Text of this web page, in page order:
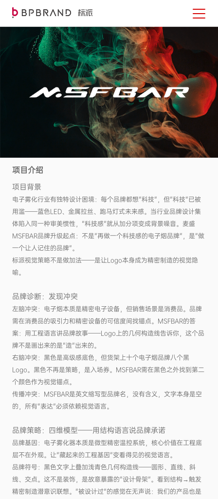
项目介绍
项目背景
电子雾化行业有独特设计困境：每个品牌都想"科技"，但"科技"已被
用滥——蓝色LED、金属拉丝、跑马灯式未来感。当行业品牌设计集
体陷入同一种审美惯性，"科技感"就从加分项变成背景噪音。麦盛
MSFBAR品牌升级起点：不是"再做一个科技感的电子烟品牌"，是"做
一个让人记住的品牌"。
标派视觉策略不是做加法——是让Logo本身成为精密制造的视觉隐
喻。
品牌诊断：发现冲突
左脑冲突：电子烟本质是精密电子设备，但销售场景是消费品。品牌
需在消费品的吸引力和精密设备的可信度间找锚点。MSFBAR的答
案：用工程语言讲品牌故事——Logo上的几何构造线告诉你，这个品
牌不是画出来的是"造"出来的。
右脑冲突：黑色是高级感底色，但货架上十个电子烟品牌八个黑
Logo。黑色不再是策略，是入场券。MSFBAR需在黑色之外找到第二
个颜色作为视觉锚点。
传播冲突：MSFBAR是英文缩写型品牌名，没有含义，文字本身是空
的，所有"表达"必须依赖视觉语言。
品牌策略：四维模型——用结构语言说品牌承诺
品牌基因：电子雾化器本质是微型精密温控系统，核心价值在工程底
层不在外观。让"藏起来的工程基因"变看得见的视觉语言。
品牌符号：黑色文字上叠加浅青色几何构造线——圆形、直线、斜
线、交点。这不是装饰，是故意暴露的"设计骨架"。看到结构→触发
精密制造潜意识联想。"被设计过"的感觉在无声说：我们的产品也是